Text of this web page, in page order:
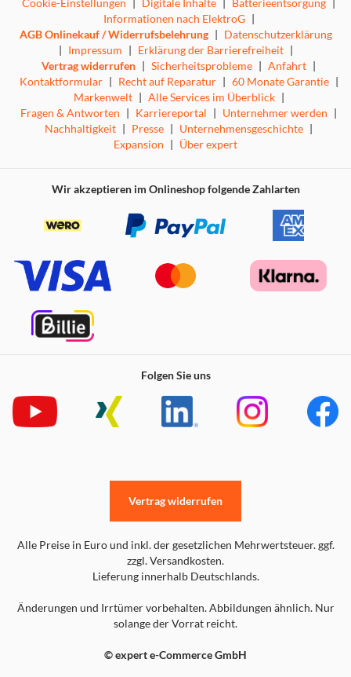
Cookie-Einstellungen | Digitale Inhalte | Batterieentsorgung |
Informationen nach ElektroG |
AGB Onlinekauf / Widerrufsbelehrung | Datenschutzerklärung
| Impressum | Erklärung der Barrierefreiheit |
Vertrag widerrufen | Sicherheitsprobleme | Anfahrt |
Kontaktformular | Recht auf Reparatur | 60 Monate Garantie |
Markenwelt | Alle Services im Überblick |
Fragen & Antworten | Karriereportal | Unternehmer werden |
Nachhaltigkeit | Presse | Unternehmensgeschichte |
Expansion | Über expert
Wir akzeptieren im Onlineshop folgende Zahlarten
Folgen Sie uns
Alle Preise in Euro und inkl. der gesetzlichen Mehrwertsteuer. ggf.
zzgl. Versandkosten.
Lieferung innerhalb Deutschlands.
Änderungen und Irrtümer vorbehalten. Abbildungen ähnlich. Nur
solange der Vorrat reicht.
© expert e-Commerce GmbH
Vertrag widerrufen